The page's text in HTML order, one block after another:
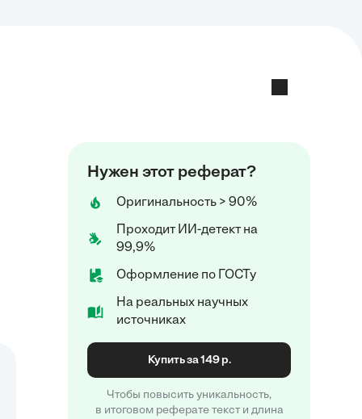
Нужен этот реферат?
Оригинальность > 90%
Проходит ИИ-детект на
99,9%
Оформление по ГОСТу
На реальных научных
источниках
Купить за 149 р.
Чтобы повысить уникальность,
в итоговом реферате текст и длина